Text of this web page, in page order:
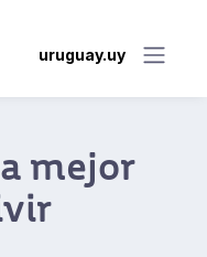
uruguay.uy
mejor